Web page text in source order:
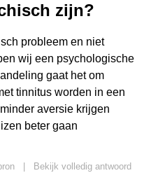
zijn?
probleem en niet
wij een psychologische
gaat het om
tinnitus worden in een
aversie krijgen
beter gaan
Bekijk volledig antwoord